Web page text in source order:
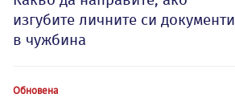
изгубите личните си документи
в чужбина
Обновена